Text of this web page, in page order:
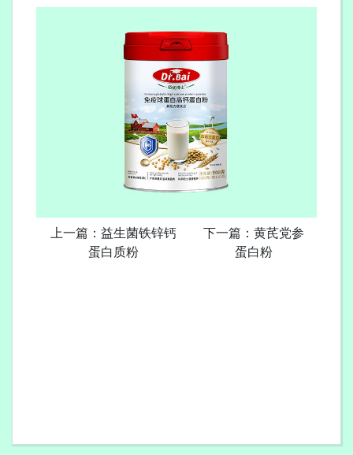
上一篇：益生菌铁锌钙
蛋白质粉
下一篇：黄芪党参
蛋白粉